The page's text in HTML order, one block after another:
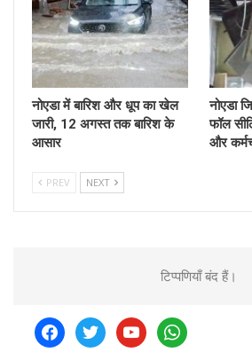
नोएडा में बारिश और धूप का खेल
जारी, 12 अगस्त तक बारिश के
आसार
नोएडा
फॉल
और
PREV NEXT
टिप्पणियाँ बंद हैं।
facebooktwitteryoutubewhatsapp